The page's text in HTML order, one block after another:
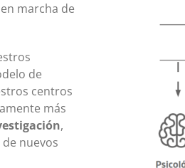
marcha de
de
centros
más
,
nuevos